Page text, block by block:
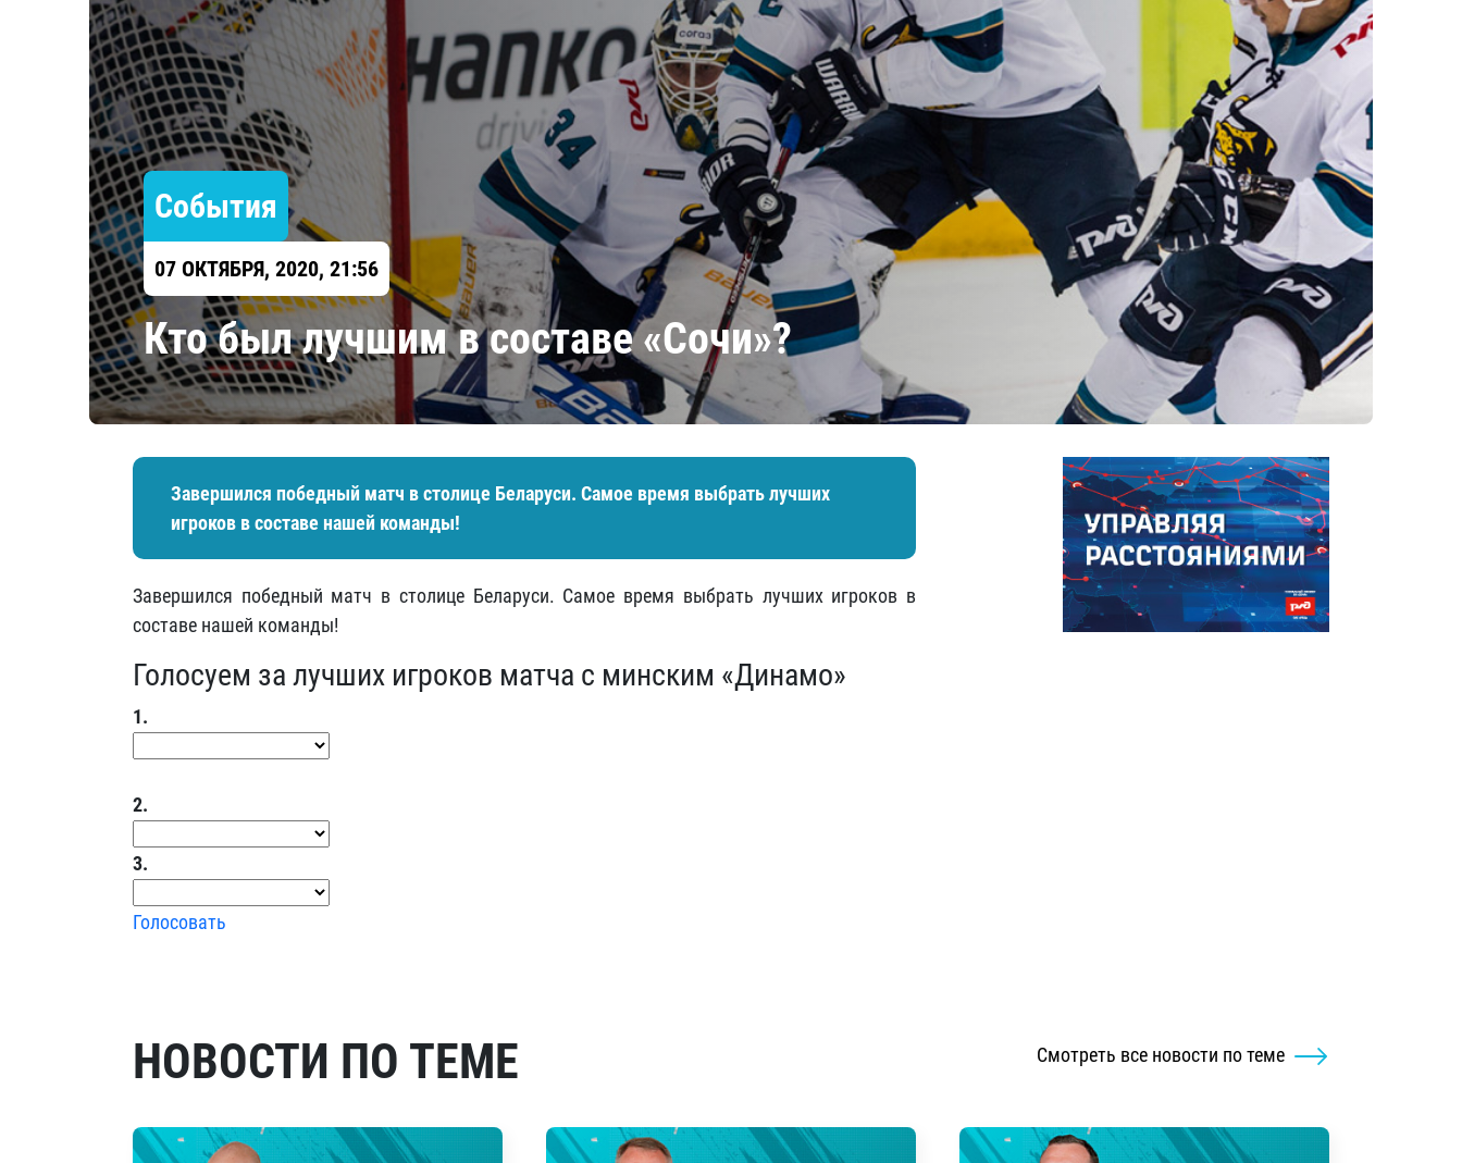
Локомотив
Северсталь
ЦСКА
Шанхайские Драконы
Барыс
Салават Юлаев
Сибирь
События
07 ОКТЯБРЯ, 2020, 21:56
Кто был лучшим в составе «Сочи»?
Завершился победный матч в столице Беларуси. Самое время выбрать лучших
игроков в составе нашей команды!
Завершился победный матч в столице Беларуси. Самое время выбрать лучших игроков в
составе нашей команды!
Голосуем за лучших игроков матча с минским «Динамо»
1.
2.
3.
Голосовать
НОВОСТИ ПО ТЕМЕ Смотреть все новости по теме